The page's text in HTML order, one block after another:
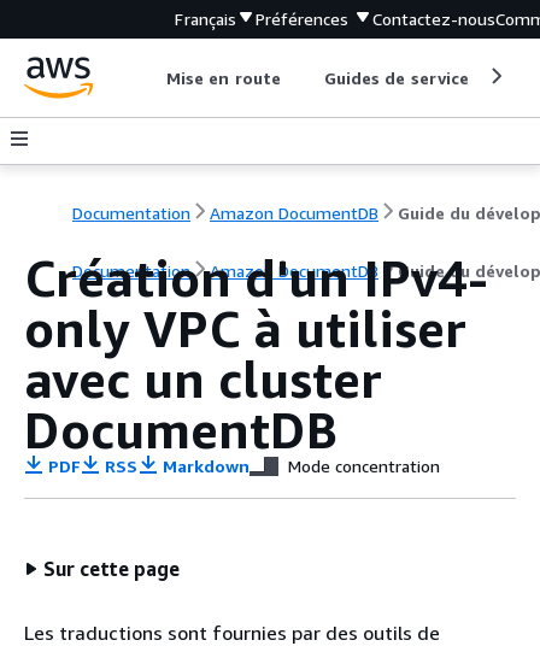
Français Préférences Contactez-nous
Mise en route Guides de service
Documentation Amazon DocumentDB
Documentation Amazon DocumentDB Guide du
Création d'un IPv4-
only VPC à utiliser
avec un cluster
DocumentDB
PDF RSS Markdown Mode concentration
Sur cette page
Les traductions sont fournies par des outils de